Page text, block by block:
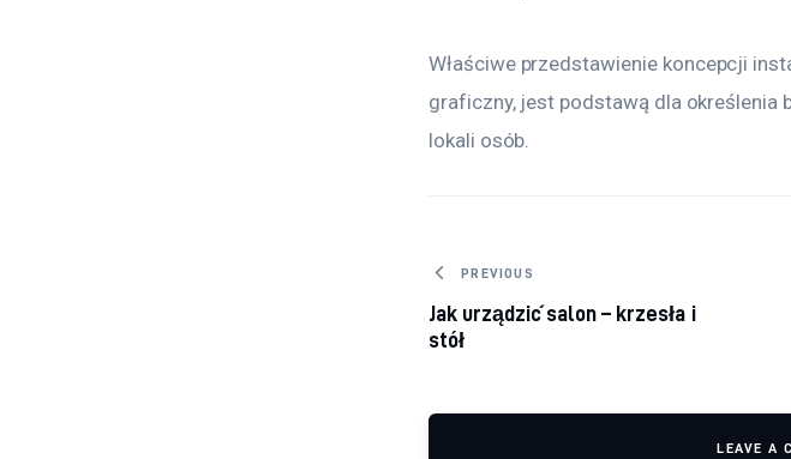
Właściwe przedstawienie koncepcji
graficzny, jest podstawą dla określenia
lokali osób.
Nawigacja wpisu
PREVIOUS
Jak urządzić salon – krzesła i
stół
LEAVE A